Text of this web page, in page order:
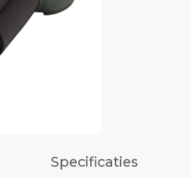
Specificaties